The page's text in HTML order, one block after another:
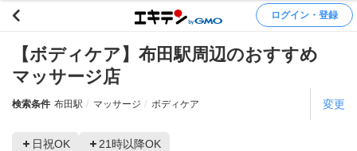
ログイン・登録
【ボディケア】布田駅周辺のおすすめ
マッサージ店
検索条件 布田駅 マッサージ ボディケア 変更
日祝OK 21時以降OK